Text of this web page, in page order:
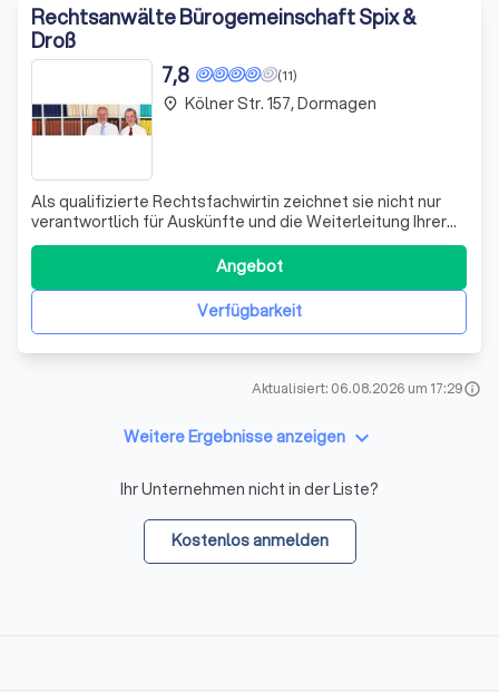
Rechtsanwälte Bürogemeinschaft Spix &
Droß
(11)
7,8
Als qualifizierte Rechtsfachwirtin zeichnet sie nicht nur
verantwortlich für Auskünfte und die Weiterleitung Ihrer
Anfragen, sondern auch für die
Zwangsvollstreckungsmaßnahmen und das Abgleichen
von Fristen.
Verfügbarkeit
Angebot
place Kölner Str. 157, Dormagen
Aktualisiert: 06.08.2026 um 17:29info
Weitere Ergebnisse anzeigen keyboard_arrow_down
Ihr Unternehmen nicht in der Liste?
Kostenlos anmelden